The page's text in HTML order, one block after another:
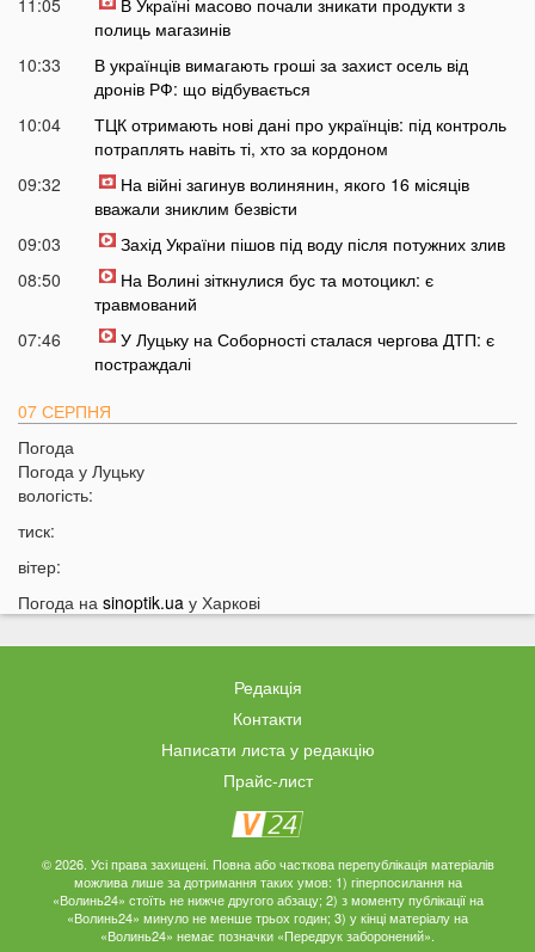
11:05
В Україні масово почали зникати продукти з
полиць магазинів
10:33
В українців вимагають гроші за захист осель від
дронів РФ: що відбувається
10:04
ТЦК отримають нові дані про українців: під контроль
потраплять навіть ті, хто за кордоном
09:32
На війні загинув волинянин, якого 16 місяців
вважали зниклим безвісти
09:03
Захід України пішов під воду після потужних злив
08:50
На Волині зіткнулися бус та мотоцикл: є
травмований
07:46
У Луцьку на Соборності сталася чергова ДТП: є
постраждалі
07 СЕРПНЯ
20:31
20:17
19:30
Назвали найжадібніших чоловіків за знаком Зодіаку
19:15
Ці речі категорично заборонено робити під час грози
На заході України чоловік впіймав 10-кілограмову
Українці можуть вивести гроші з мобільного рахунку
на картку, але є важлива умова
17:53
Затяжна війна та важка зима: тривожний прогноз для
України
На Волині військові ТЦК вибили вікно авто у
присутності поліції
Погода
Погода у Луцьку
вологість:
тиск:
вітер:
Погода на sinoptik.ua у Харкові
Редакція
Контакти
Написати листа у редакцію
Прайс-лист
© 2026. Усі права захищені. Повна або часткова перепублікація матеріалів
можлива лише за дотримання таких умов: 1) гіперпосилання на
«Волинь24» стоїть не нижче другого абзацу; 2) з моменту публікації на
«Волинь24» минуло не менше трьох годин; 3) у кінці матеріалу на
«Волинь24» немає позначки «Передрук заборонений».